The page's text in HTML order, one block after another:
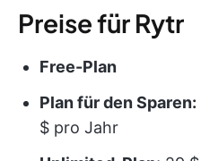
Preise für Rytr
Free-Plan
Plan für den Sparen:
$ pro Jahr